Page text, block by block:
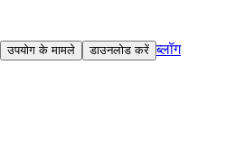
उपयोग के मामले डाउनलोड करें ब्लॉग